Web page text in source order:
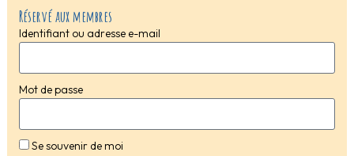
Réservé aux membres
Identifiant ou adresse e-mail
Mot de passe
Se souvenir de moi